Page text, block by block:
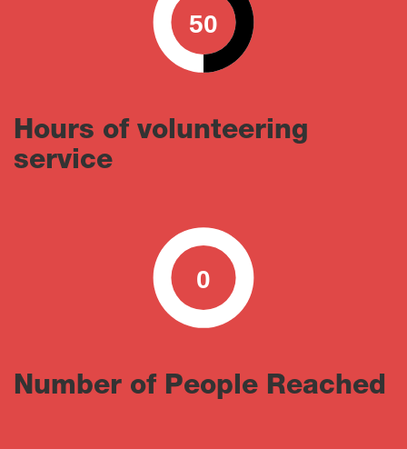
50
0 100
Hours of volunteering
service
0
0 100
Number of People Reached